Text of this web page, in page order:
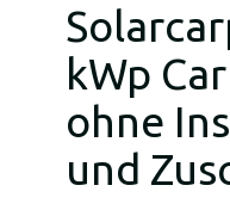
kWp
ohne
und